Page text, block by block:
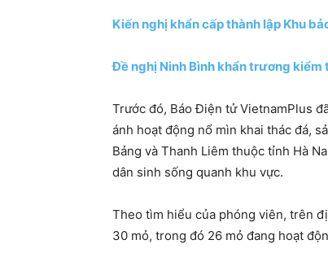
Kiến nghị khẩn cấp thành lập Khu
Đề nghị Ninh Bình khẩn trương
Trước đó, Báo Điện tử VietnamPlus
ánh hoạt động nổ mìn khai thác đá,
Bảng và Thanh Liêm thuộc​ tỉnh Hà
dân sinh sống quanh khu vực.
Theo tìm hiểu của phóng viên, trên
30 mỏ, trong đó 26 mỏ đang hoạt